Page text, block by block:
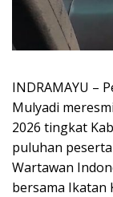
INDRAMAYU –
Mulyadi
2026 tingkat
puluhan
Wartawan
bersama Ikatan